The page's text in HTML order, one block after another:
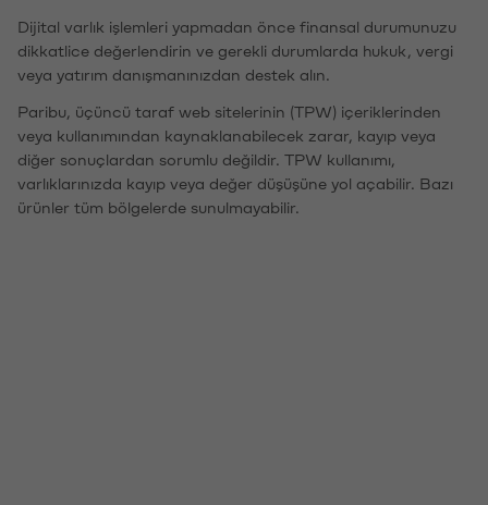
Dijital varlık işlemleri yapmadan önce finansal durumunuzu
dikkatlice değerlendirin ve gerekli durumlarda hukuk, vergi
veya yatırım danışmanınızdan destek alın.
Paribu, üçüncü taraf web sitelerinin (TPW) içeriklerinden
veya kullanımından kaynaklanabilecek zarar, kayıp veya
diğer sonuçlardan sorumlu değildir. TPW kullanımı,
varlıklarınızda kayıp veya değer düşüşüne yol açabilir. Bazı
ürünler tüm bölgelerde sunulmayabilir.